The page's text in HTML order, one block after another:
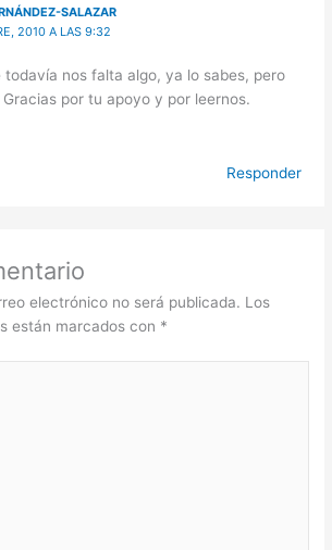
SALAZAR
2010 A LAS 9:32
todavía nos falta algo, ya lo sabes, pero
por tu apoyo y por leernos.
Responder
electrónico no será publicada. Los
están marcados con *